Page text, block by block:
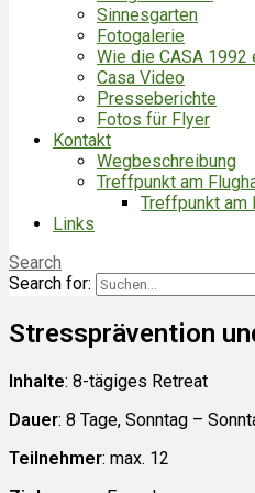
Sinnesgarten
Fotogalerie
Wie die CASA 1992
Casa Video
Presseberichte
Fotos für Flyer
Kontakt
Wegbeschreibung
Treffpunkt am
Treffpunkt am
Links
Search
Search for:
Stressprävention
Inhalte: 8-tägiges Retreat
Dauer: 8 Tage, Sonntag –
Teilnehmer: max. 12